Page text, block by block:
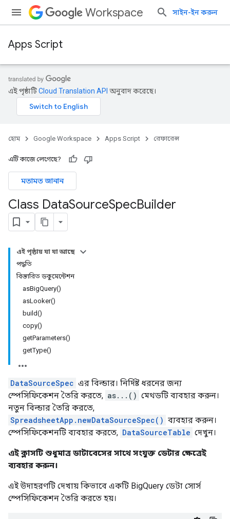
Workspace সাইন-ইন করুন
Apps Script
এই পৃষ্ঠাটিCloud Translation API অনুবাদ করেছে।
হোম Google Workspace Apps Script রেফারেন্স
এটি কাজে লেগেছে?
মতামত জানান
Class DataSourceSpecBuilder
এই পৃষ্ঠায় যা যা আছে
পদ্ধতি
বিস্তারিত ডকুমেন্টেশন
asBigQuery()
asLooker()
build()
copy()
getParameters()
getType()
DataSourceSpec এর বিল্ডার। নির্দিষ্ট ধরনের জন্য
স্পেসিফিকেশন তৈরি করতে, as...() মেথডটি ব্যবহার করুন।
নতুন বিল্ডার তৈরি করতে,
SpreadsheetApp.newDataSourceSpec() ব্যবহার করুন।
স্পেসিফিকেশনটি ব্যবহার করতে, DataSourceTable দেখুন।
এই ক্লাসটি শুধুমাত্র ডাটাবেসের সাথে সংযুক্ত ডেটার ক্ষেত্রেই
ব্যবহার করুন।
এই উদাহরণটি দেখায় কিভাবে একটি BigQuery ডেটা সোর্স
স্পেসিফিকেশন তৈরি করতে হয়।